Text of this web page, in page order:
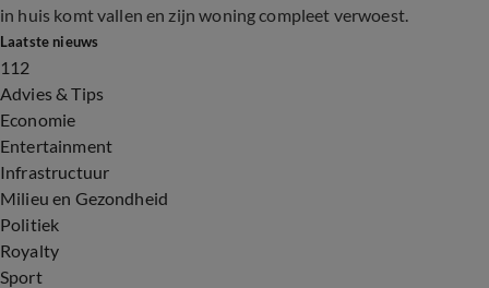
in huis komt vallen en zijn woning compleet verwoest.
Laatste nieuws
112
Advies & Tips
Economie
Entertainment
Infrastructuur
Milieu en Gezondheid
Politiek
Royalty
Sport